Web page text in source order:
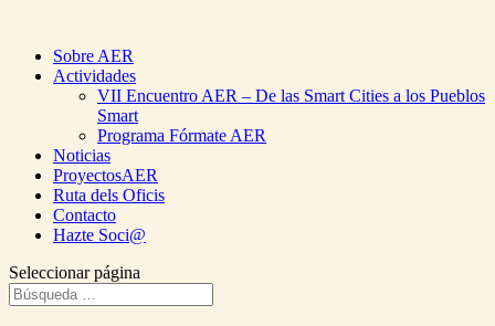
Sobre AER
Actividades
VII Encuentro AER – De las Smart Cities a los Pueblos
Smart
Programa Fórmate AER
Noticias
ProyectosAER
Ruta dels Oficis
Contacto
Hazte Soci@
Seleccionar página